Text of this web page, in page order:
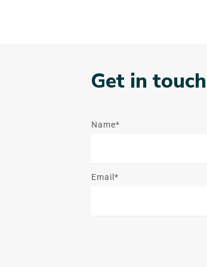
Get in touch
Name*
Email*